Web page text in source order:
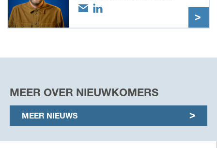
MEER OVER NIEUWKOMERS
MEER NIEUWS